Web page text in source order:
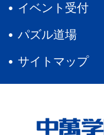
イベント受付
パズル道場
サイトマップ